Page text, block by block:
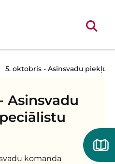
5. oktobris - Asinsvadu
Asinsvadu
komanda